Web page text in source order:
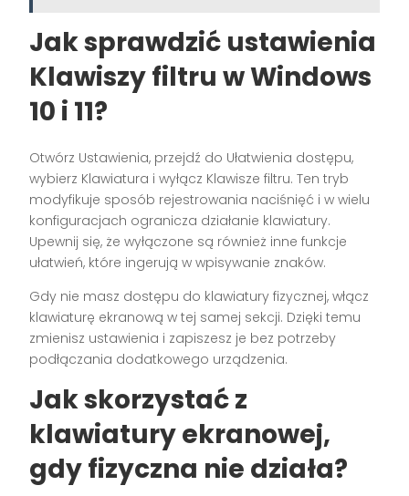
Jak sprawdzić ustawienia
Klawiszy filtru w Windows
10 i 11?
Otwórz Ustawienia, przejdź do Ułatwienia dostępu,
wybierz Klawiatura i wyłącz Klawisze filtru. Ten tryb
modyfikuje sposób rejestrowania naciśnięć i w wielu
konfiguracjach ogranicza działanie klawiatury.
Upewnij się, że wyłączone są również inne funkcje
ułatwień, które ingerują w wpisywanie znaków.
Gdy nie masz dostępu do klawiatury fizycznej, włącz
klawiaturę ekranową w tej samej sekcji. Dzięki temu
zmienisz ustawienia i zapiszesz je bez potrzeby
podłączania dodatkowego urządzenia.
Jak skorzystać z
klawiatury ekranowej,
gdy fizyczna nie działa?